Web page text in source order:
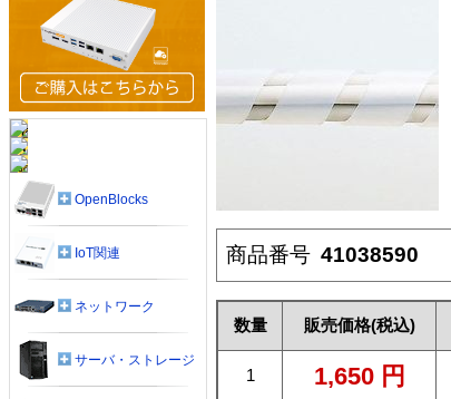
商品番号 41038590
数量 販売価格(税込)
1 1,650 円
OpenBlocks
IoT関連
ネットワーク
サーバ・ストレージ